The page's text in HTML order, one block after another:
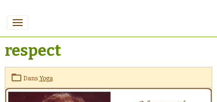
respect
Dans Yoga